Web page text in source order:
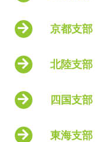
京都支部
北陸支部
四国支部
東海支部